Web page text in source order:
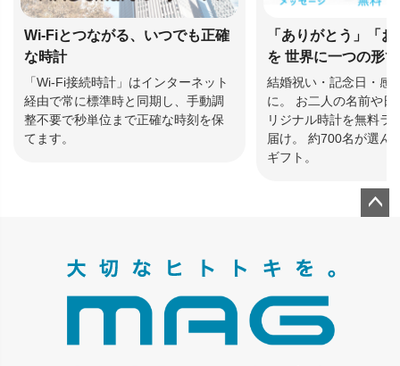
Wi-Fiとつながる、いつでも正確
な時計
「Wi-Fi接続時計」はインターネット
経由で常に標準時と同期し、手動調
整不要で秒単位まで正確な時刻を保
てます。
「ありがとう」「
を 世界に一つの形
結婚祝い・記念日・感
に。 お二人の名前や日
リジナル時計を無料ラ
届け。 約700名が選ん
ギフト。